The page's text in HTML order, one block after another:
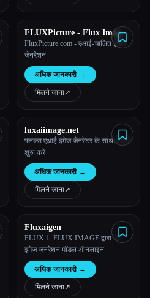
FLUXPicture - Flux Image
Genration
FluxPicture.com - एआई-चालित इमेज
जेनरेशन
अधिक जानकारी →
मिलने जाना↗︎
luxaiimage.net
फ्लक्स एआई इमेज जेनरेटर के साथ बनाना
शुरू करें
अधिक जानकारी →
मिलने जाना↗︎
Fluxaigen
FLUX.1: FLUX IMAGE द्वारा AI
इमेज जनरेशन मॉडल ऑनलाइन
अधिक जानकारी →
मिलने जाना↗︎